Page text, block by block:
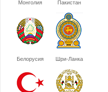
Монголия Пакистан
Белорусия Шри-Ланка